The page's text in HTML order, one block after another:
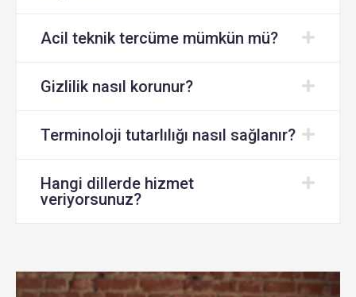
Acil teknik tercüme mümkün mü?
Gizlilik nasıl korunur?
Terminoloji tutarlılığı nasıl sağlanır?
Hangi dillerde hizmet
veriyorsunuz?